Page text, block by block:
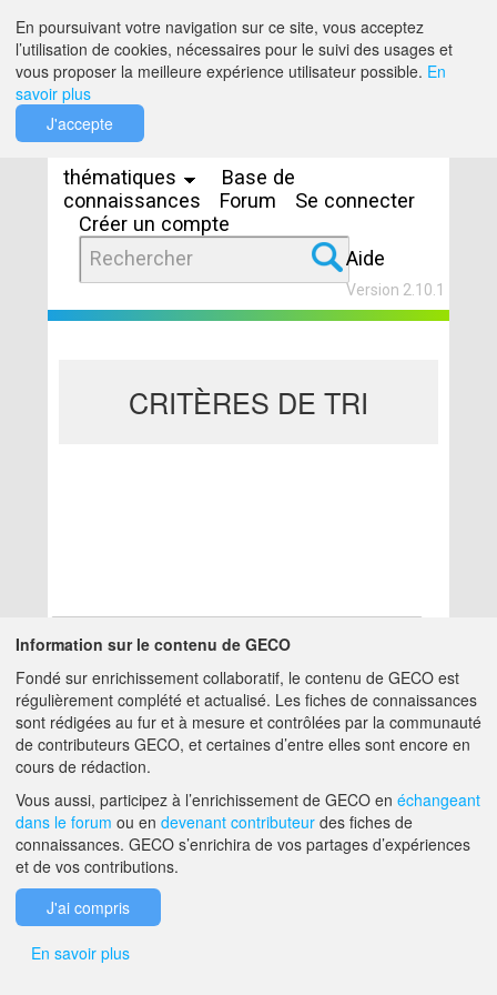
thématiques
Base de
connaissances
Forum
Se connecter
Créer un compte
Aide
Version 2.10.1
CRITÈRES DE TRI
Aucun résultat
A PROPOS DE GECO AIDE
F.A.Q. NOUS CONTACTER
En poursuivant votre navigation sur ce site, vous acceptez
l’utilisation de cookies, nécessaires pour le suivi des usages et
vous proposer la meilleure expérience utilisateur possible. En
savoir plus
J'accepte
Information sur le contenu de GECO
Fondé sur enrichissement collaboratif, le contenu de GECO est
régulièrement complété et actualisé. Les fiches de connaissances
sont rédigées au fur et à mesure et contrôlées par la communauté
de contributeurs GECO, et certaines d’entre elles sont encore en
cours de rédaction.
Vous aussi, participez à l’enrichissement de GECO en échangeant
dans le forum ou en devenant contributeur des fiches de
connaissances. GECO s’enrichira de vos partages d’expériences
et de vos contributions.
J'ai compris
En savoir plus